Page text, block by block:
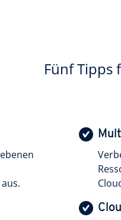
Fünf Tipps